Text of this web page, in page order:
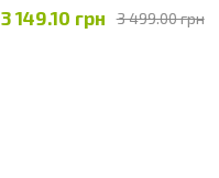
3 499.00 грн
3 149.10 грн